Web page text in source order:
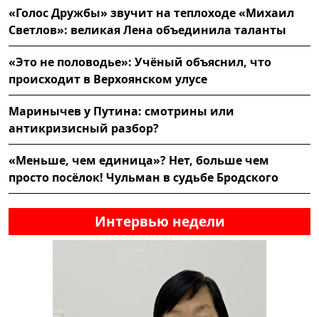
«Голос Дружбы» звучит на теплоходе «Михаил
Светлов»: великая Лена объединила таланты
«Это не половодье»: Учёный объяснил, что
происходит в Верхоянском улусе
Маринычев у Путина: смотрины или
антикризисный разбор?
«Меньше, чем единица»? Нет, больше чем
просто посёлок! Чульман в судьбе Бродского
Интервью недели